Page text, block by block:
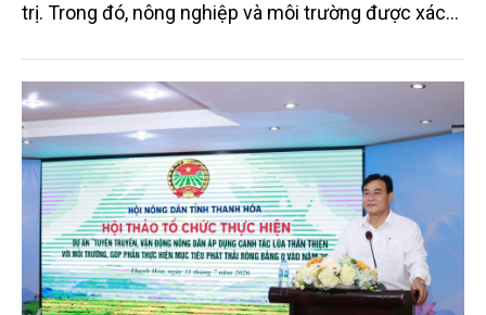
trị. Trong đó, nông nghiệp và môi trường được xác
sắc bởi các tiến bộ công nghệ và cam kết bền vững
toàn cầu, đặc biệt là mục tiêu đưa phát thải ròng
bằng 0 (Net-Zero) vào năm 2050.